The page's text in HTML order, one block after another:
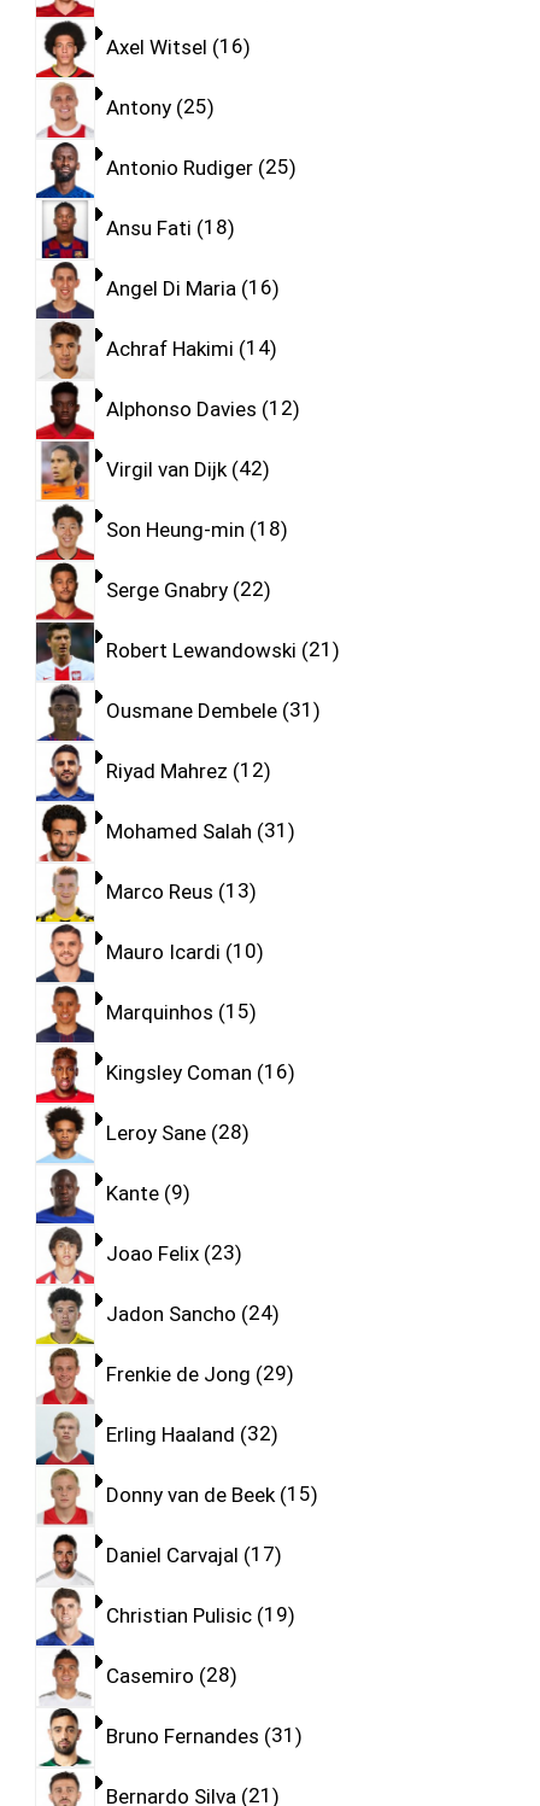
Axel Witsel 16
Antony 25
Antonio Rudiger 25
Ansu Fati 18
Angel Di Maria 16
Achraf Hakimi 14
Alphonso Davies 12
Virgil van Dijk 42
Son Heung-min 18
Serge Gnabry 22
Robert Lewandowski 21
Ousmane Dembele 31
Riyad Mahrez 12
Mohamed Salah 31
Marco Reus 13
Mauro Icardi 10
Marquinhos 15
Kingsley Coman 16
Leroy Sane 28
Kante 9
Joao Felix 23
Jadon Sancho 24
Frenkie de Jong 29
Erling Haaland 32
Donny van de Beek 15
Daniel Carvajal 17
Christian Pulisic 19
Casemiro 28
Bruno Fernandes 31
Bernardo Silva 21